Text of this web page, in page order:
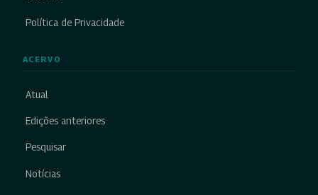
Política de Privacidade
ACERVO
Atual
Edições anteriores
Pesquisar
Notícias